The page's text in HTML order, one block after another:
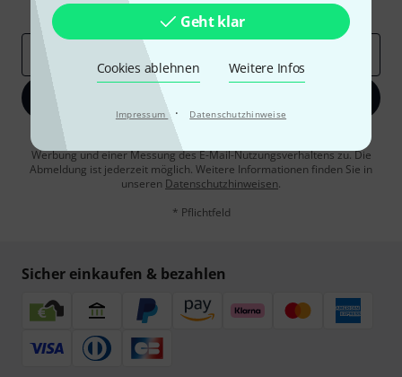
Geht klar
Cookies ablehnen Weitere Infos
Impressum · Datenschutzhinweise
Inspirierende Beiträge
Deals Thomann Insights
Jetzt anmelden
Mit Klick auf „Jetzt anmelden“ stimmen Sie dem Erhalt von E-Mail-
Werbung und einer Messung des E-Mail-Nutzungsverhaltens zu. Die
Abmeldung ist jederzeit möglich. Weitere Informationen finden Sie in
unseren Datenschutzhinweisen.
* Pflichtfeld
Sicher einkaufen & bezahlen